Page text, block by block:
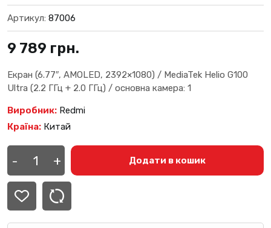
Артикул: 87006
9 789 грн.
Екран (6.77″, AMOLED, 2392×1080) / MediaTek Helio G100
Ultra (2.2 ГГц + 2.0 ГГц) / основна камера: 1
Виробник: Redmi
Країна: Китай
-
Смартфон
Xiaomi
Redmi
Note
8/256GB
(glacier
blue)
кількість
+ Додати в кошик